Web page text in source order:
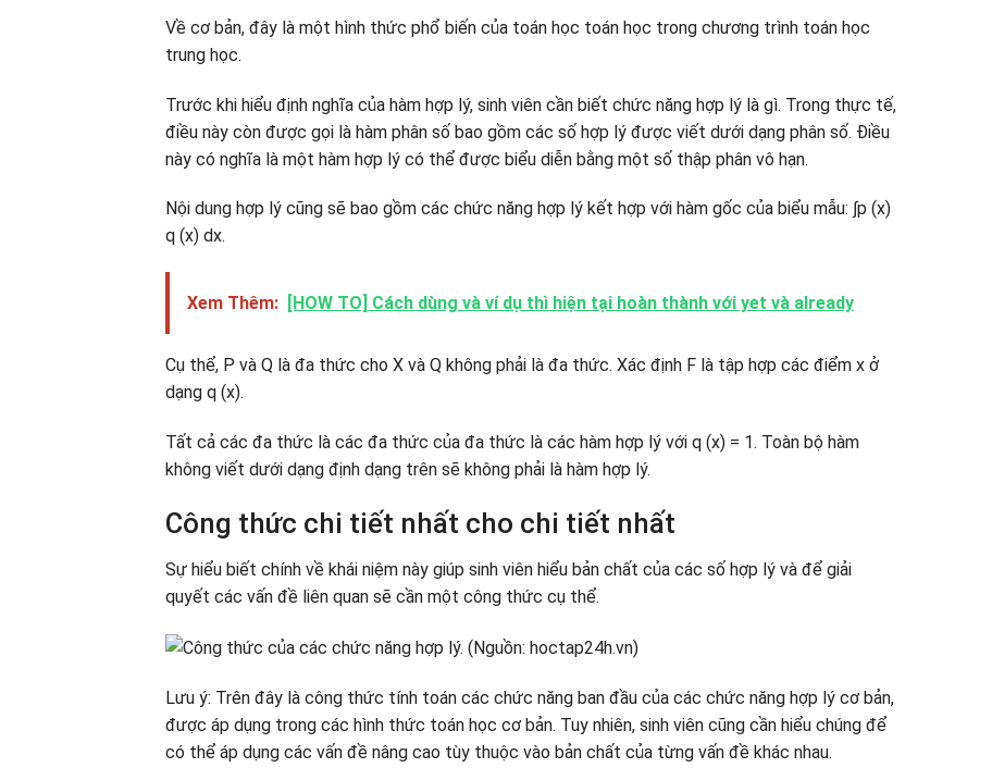
Về cơ bản, đây là một hình thức phổ biến của toán học toán học trong chương trình toán học
trung học.
Trước khi hiểu định nghĩa của hàm hợp lý, sinh viên cần biết chức năng hợp lý là gì. Trong thực tế,
điều này còn được gọi là hàm phân số bao gồm các số hợp lý được viết dưới dạng phân số. Điều
này có nghĩa là một hàm hợp lý có thể được biểu diễn bằng một số thập phân vô hạn.
Nội dung hợp lý cũng sẽ bao gồm các chức năng hợp lý kết hợp với hàm gốc của biểu mẫu: ∫p (x)
q (x) dx.
Xem Thêm: [HOW TO] Cách dùng và ví dụ thì hiện tại hoàn thành với yet và already
Cụ thể, P và Q là đa thức cho X và Q không phải là đa thức. Xác định F là tập hợp các điểm x ở
dạng q (x).
Tất cả các đa thức là các đa thức của đa thức là các hàm hợp lý với q (x) = 1. Toàn bộ hàm
không viết dưới dạng định dạng trên sẽ không phải là hàm hợp lý.
Công thức chi tiết nhất cho chi tiết nhất
Sự hiểu biết chính về khái niệm này giúp sinh viên hiểu bản chất của các số hợp lý và để giải
quyết các vấn đề liên quan sẽ cần một công thức cụ thể.
Lưu ý: Trên đây là công thức tính toán các chức năng ban đầu của các chức năng hợp lý cơ bản,
được áp dụng trong các hình thức toán học cơ bản. Tuy nhiên, sinh viên cũng cần hiểu chúng để
có thể áp dụng các vấn đề nâng cao tùy thuộc vào bản chất của từng vấn đề khác nhau.